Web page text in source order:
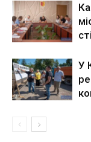
У